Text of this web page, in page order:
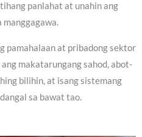
panlahat at unahin ang
manggagawa.
pamahalaan at pribadong sektor
makatarungang sahod, abot-
bilihin, at isang sistemang
sa bawat tao.